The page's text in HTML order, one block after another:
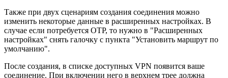
Также при двух сценариям создания соединения можно
изменить некоторые данные в расширенных настройках. В
случае если потребуется OTP, то нужно в "Расширенных
настройках" снять галочку с пункта "Установить маршрут по
умолчанию".
После создания, в списке доступных VPN появится ваше
соединение. При включении него в верхнем трее должна